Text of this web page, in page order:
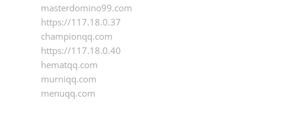
masterdomino99.com
https://117.18.0.37
championqq.com
https://117.18.0.40
hematqq.com
murniqq.com
menuqq.com